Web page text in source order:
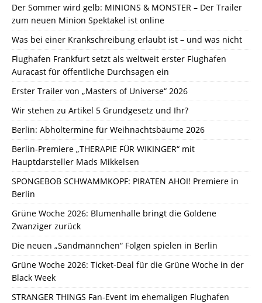
Der Sommer wird gelb: MINIONS & MONSTER – Der Trailer
zum neuen Minion Spektakel ist online
Was bei einer Krankschreibung erlaubt ist – und was nicht
Flughafen Frankfurt setzt als weltweit erster Flughafen
Auracast für öffentliche Durchsagen ein
Erster Trailer von „Masters of Universe“ 2026
Wir stehen zu Artikel 5 Grundgesetz und Ihr?
Berlin: Abholtermine für Weihnachtsbäume 2026
Berlin-Premiere „THERAPIE FÜR WIKINGER“ mit
Hauptdarsteller Mads Mikkelsen
SPONGEBOB SCHWAMMKOPF: PIRATEN AHOI! Premiere in
Berlin
Grüne Woche 2026: Blumenhalle bringt die Goldene
Zwanziger zurück
Die neuen „Sandmännchen“ Folgen spielen in Berlin
Grüne Woche 2026: Ticket-Deal für die Grüne Woche in der
Black Week
STRANGER THINGS Fan-Event im ehemaligen Flughafen